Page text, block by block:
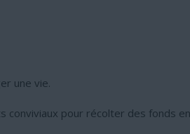
une vie.
pour récolter des fonds